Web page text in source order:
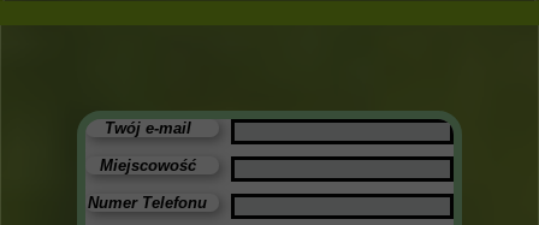
Twój e-mail
Miejscowość
Numer Telefonu